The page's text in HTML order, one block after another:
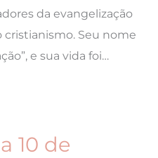
da evangelização
Seu nome
e sua vida foi…
10 de